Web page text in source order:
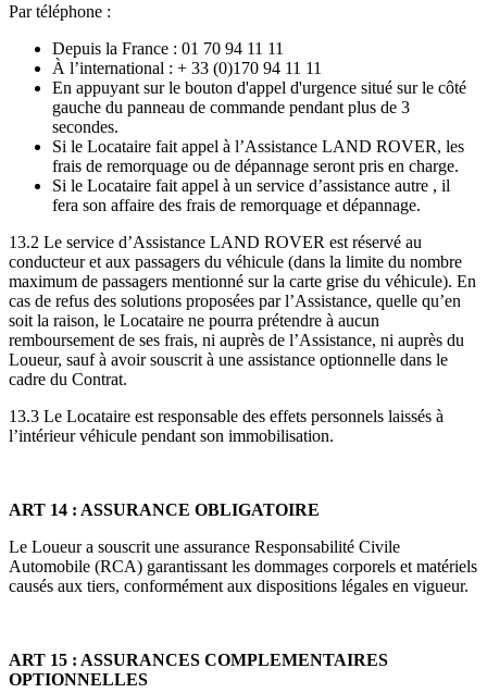
Par téléphone :
Depuis la France : 01 70 94 11 11
À l’international : + 33 (0)170 94 11 11
En appuyant sur le bouton d'appel d'urgence situé sur le côté
gauche du panneau de commande pendant plus de 3
secondes.
Si le Locataire fait appel à l’Assistance LAND ROVER, les
frais de remorquage ou de dépannage seront pris en charge.
Si le Locataire fait appel à un service d’assistance autre , il
fera son affaire des frais de remorquage et dépannage.
13.2 Le service d’Assistance LAND ROVER est réservé au
conducteur et aux passagers du véhicule (dans la limite du nombre
maximum de passagers mentionné sur la carte grise du véhicule). En
cas de refus des solutions proposées par l’Assistance, quelle qu’en
soit la raison, le Locataire ne pourra prétendre à aucun
remboursement de ses frais, ni auprès de l’Assistance, ni auprès du
Loueur, sauf à avoir souscrit à une assistance optionnelle dans le
cadre du Contrat.
13.3 Le Locataire est responsable des effets personnels laissés à
l’intérieur véhicule pendant son immobilisation.
ART 14 : ASSURANCE OBLIGATOIRE
Le Loueur a souscrit une assurance Responsabilité Civile
Automobile (RCA) garantissant les dommages corporels et matériels
causés aux tiers, conformément aux dispositions légales en vigueur.
ART 15 : ASSURANCES COMPLEMENTAIRES
OPTIONNELLES